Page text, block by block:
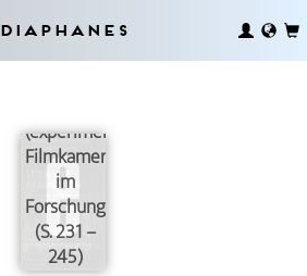
Diaphanes
(experimentelle)
Filmkamera
im
Forschungslab
(S. 231 –
245)